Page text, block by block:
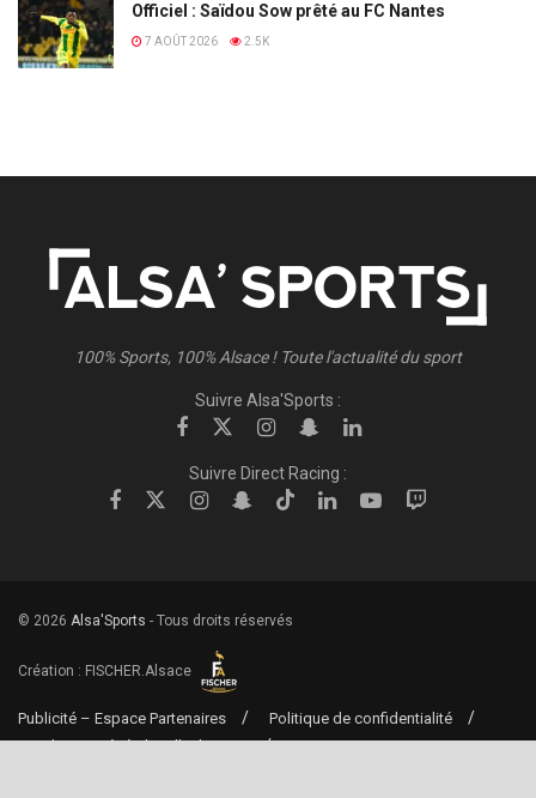
Officiel : Saïdou Sow prêté au FC Nantes
7 AOÛT 2026 2.5K
100% Sports, 100% Alsace ! Toute l'actualité du sport
Suivre Alsa'Sports :
Suivre Direct Racing :
© 2026 Alsa'Sports - Tous droits réservés
Création : FISCHER.Alsace
Publicité – Espace Partenaires
Politique de confidentialité
Conditions générales d’utilisation